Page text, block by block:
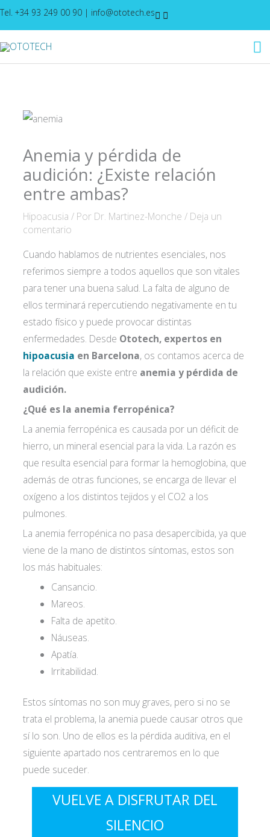
Ir
contenido
Tel. +34 93 249 00 90 | info@ototech.es
Anemia y pérdida de
audición: ¿Existe relación
entre ambas?
Hipoacusia / Por Dr. Martinez-Monche/ Deja un
comentario
Cuando hablamos de nutrientes esenciales, nos
referimos siempre a todos aquellos que son vitales
para tener una buena salud. La falta de alguno de
ellos terminará repercutiendo negativamente en tu
estado físico y puede provocar distintas
enfermedades. Desde Ototech, expertos en
hipoacusia en Barcelona, os contamos acerca de
la relación que existe entre anemia y pérdida de
audición.
¿Qué es la anemia ferropénica?
La anemia ferropénica es causada por un déficit de
hierro, un mineral esencial para la vida. La razón es
que resulta esencial para formar la hemoglobina, que
además de otras funciones, se encarga de llevar el
oxígeno a los distintos tejidos y el CO2 a los
pulmones.
La anemia ferropénica no pasa desapercibida, ya que
viene de la mano de distintos síntomas, estos son
los más habituales:
Cansancio.
Mareos.
Falta de apetito.
Náuseas.
Apatía.
Irritabilidad.
Estos síntomas no son muy graves, pero si no se
trata el problema, la anemia puede causar otros que
sí lo son. Uno de ellos es la pérdida auditiva, en el
siguiente apartado nos centraremos en lo que
puede suceder.
VUELVE A DISFRUTAR DEL
SILENCIO